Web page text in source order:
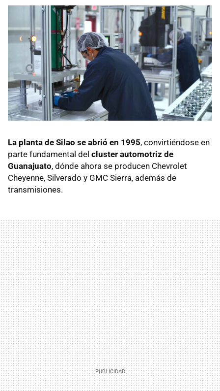
La planta de Silao se abrió en 1995, convirtiéndose en
parte fundamental del cluster automotriz de
Guanajuato, dónde ahora se producen Chevrolet
Cheyenne, Silverado y GMC Sierra, además de
transmisiones.